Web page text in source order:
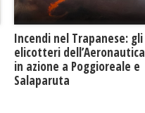
Incendi nel Trapanese: gli
elicotteri dell’Aeronautica
in azione a Poggioreale e
Salaparuta